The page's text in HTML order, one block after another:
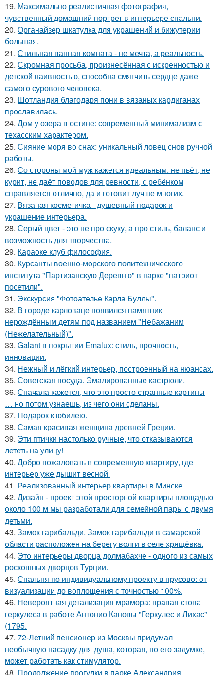
19. Максимально реалистичная фотография,
чувственный домашний портрет в интерьере спальни.
20. Органайзер шкатулка для украшений и бижутерии
большая.
21. Стильная ванная комната - не мечта, а реальность.
22. Скромная просьба, произнесённая с искренностью и
детской наивностью, способна смягчить сердце даже
самого сурового человека.
23. Шотландия благодаря пони в вязаных кардиганах
прославилась.
24. Дом у озера в остине: современный минимализм с
техасским характером.
25. Сияние моря во снах: уникальный ловец снов ручной
работы.
26. Со стороны мой муж кажется идеальным: не пьёт, не
курит, не даёт поводов для ревности, с ребёнком
справляется отлично, да и готовит лучше многих.
27. Вязаная косметичка - душевный подарок и
украшение интерьера.
28. Серый цвет - это не про скуку, а про стиль, баланс и
возможность для творчества.
29. Караоке клуб философия.
30. Курсанты военно-морского политехнического
института "Партизанскую Деревню" в парке "патриот
посетили".
31. Экскурсия "Фотоателье Карла Буллы".
32. В городе карловаце появился памятник
нерождённым детям под названием "Небажаним
(Нежелательный)".
33. Galant в покрытии Emalux: стиль, прочность,
инновации.
34. Нежный и лёгкий интерьер, построенный на нюансах.
35. Советская посуда. Эмалированные кастрюли.
36. Сначала кажется, что это просто странные картины
… но потом узнаешь, из чего они сделаны.
37. Подарок к юбилею.
38. Самая красивая женщина древней Греции.
39. Эти птички настолько ручные, что отказываются
лететь на улицу!
40. Добро пожаловать в современную квартиру, где
интерьер уже дышит весной.
41. Реализованный интерьер квартиры в Минске.
42. Дизайн - проект этой просторной квартиры площадью
около 100 м мы разработали для семейной пары с двумя
детьми.
43. Замок гарибальди. Замок гарибальди в самарской
области расположен на берегу волги в селе хрящёвка.
44. Это интерьеры дворца долмабахче - одного из самых
роскошных дворцов Турции.
45. Спальня по индивидуальному проекту в прусово: от
визуализации до воплощения с точностью 100%.
46. Невероятная детализация мрамора: правая стопа
геркулеса в работе Антонио Кановы "Геркулес и Лихас"
(1795.
47. 72-Летний пенсионер из Москвы придумал
необычную насадку для душа, которая, по его задумке,
может работать как стимулятор.
48. Продолжение прогулки в парке Александрия.